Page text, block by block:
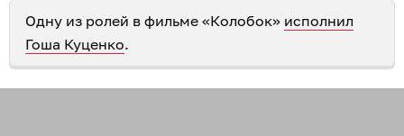
Одну из ролей в фильме «Колобок» исполнил
Гоша Куценко.